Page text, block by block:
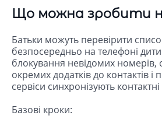
Що можна зробити
Батьки можуть перевірити
безпосередньо на телефоні
блокування невідомих
окремих додатків до контактів і
сервіси синхронізують контактні
Базові кроки: